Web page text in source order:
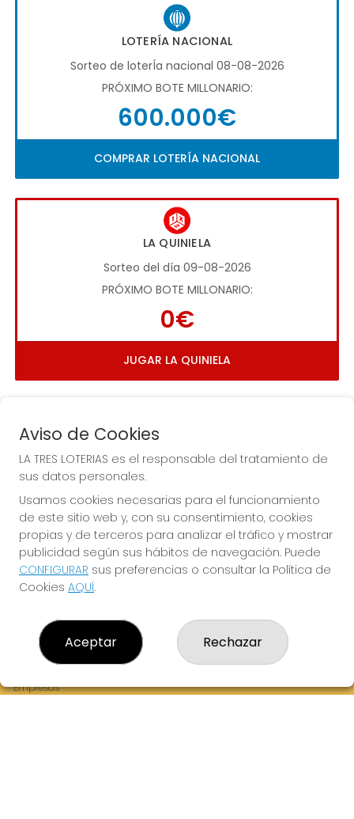
LOTERÍA NACIONAL
Sorteo de loterÍa nacional 08-08-2026
PRÓXIMO BOTE MILLONARIO:
600.000€
COMPRAR LOTERÍA NACIONAL
LA QUINIELA
Sorteo del día 09-08-2026
PRÓXIMO BOTE MILLONARIO:
0€
JUGAR LA QUINIELA
¡La Tres Loterias te desea Mucha Suerte!
¿Quiénes somos?
Comprar lotería
Resultados
Empresas
Aviso de Cookies
LA TRES LOTERIAS es el responsable del tratamiento de
sus datos personales.
Usamos cookies necesarias para el funcionamiento
de este sitio web y, con su consentimiento, cookies
propias y de terceros para analizar el tráfico y mostrar
publicidad según sus hábitos de navegación. Puede
CONFIGURAR sus preferencias o consultar la Política de
Cookies AQUÍ.
Aceptar Rechazar